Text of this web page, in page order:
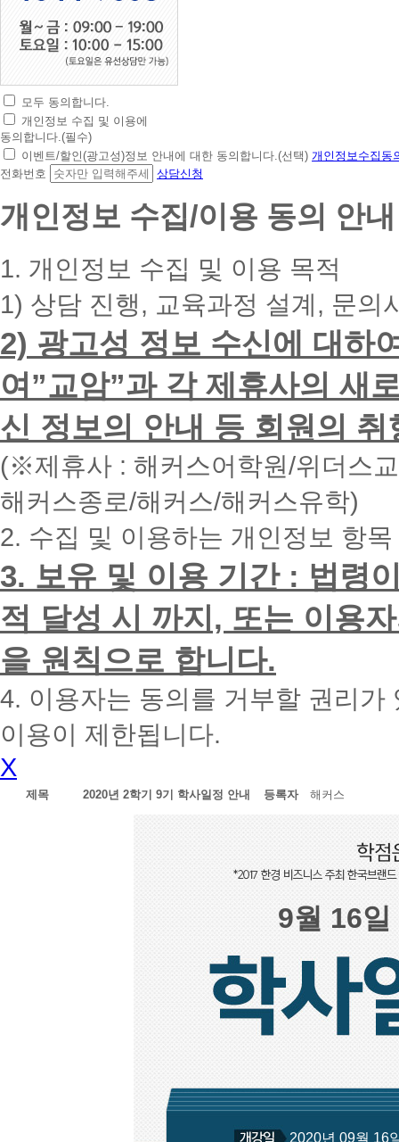
초
간
편
상
담
청
대
폰
입
력
시
면
빠
른
간
내
에
화
드
리
겠
습
니
다.
모두 동의합니다.
개인정보 수집 및 이용에
동의합니다.(필수)
이벤트/할인(광고성)정보 안내에 대한 동의합니다.(선택) 개인정보수집동
전화번호
상담신청
개인정보 수집/이용 동의 안내
1. 개인정보 수집 및 이용 목적
1) 상담 진행, 교육과정 설계, 문의
2) 광고성 정보 수신에 대하
여”교암”과 각 제휴사의 새
신 정보의 안내 등 회원의
(※제휴사 : 해커스어학원/위더스
해커스종로/해커스/해커스유학)
2. 수집 및 이용하는 개인정보 항
3. 보유 및 이용 기간 : 법령
적 달성 시 까지, 또는 이용
을 원칙으로 합니다.
4. 이용자는 동의를 거부할 권리
이용이 제한됩니다.
X
제목 2020년 2학기 9기 학사일정 안내 등록자 해커스